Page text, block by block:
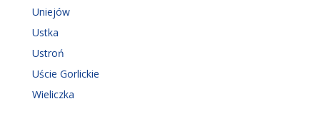
Uniejów
Ustka
Ustroń
Uście Gorlickie
Wieliczka